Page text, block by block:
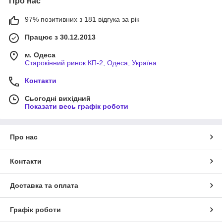
97% позитивних з 181 відгука за рік
Працює з 30.12.2013
м. Одеса
Старокінний ринок КП-2, Одеса, Україна
Контакти
Сьогодні вихідний
Показати весь графік роботи
Про нас
Контакти
Доставка та оплата
Графік роботи